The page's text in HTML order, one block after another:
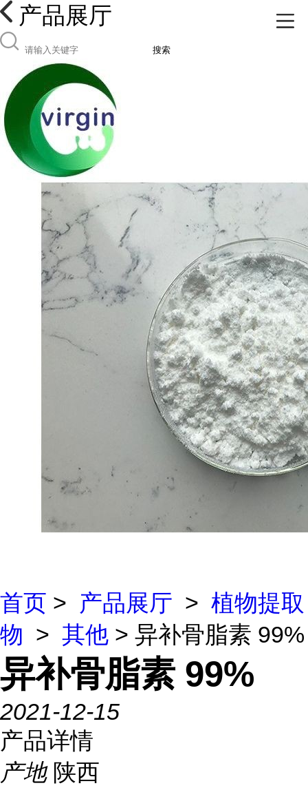
产品展厅
搜索
首页 > 产品展厅 > 植物提取
物 > 其他 > 异补骨脂素 99%
异补骨脂素 99%
2021-12-15
产品详情
产地 陕西